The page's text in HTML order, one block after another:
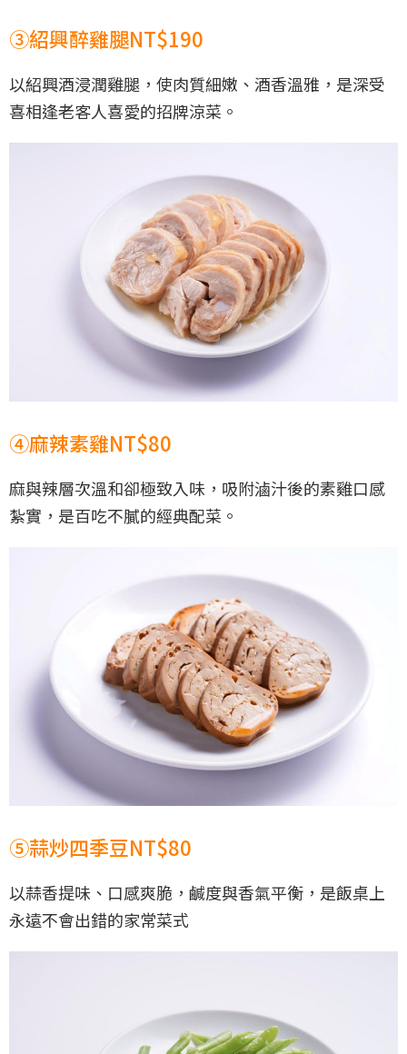
③紹興醉雞腿NT$190
以紹興酒浸潤雞腿，使肉質細嫩、酒香溫雅，是深受
喜相逢老客人喜愛的招牌涼菜。
④麻辣素雞NT$80
麻與辣層次溫和卻極致入味，吸附滷汁後的素雞口感
紮實，是百吃不膩的經典配菜。
⑤蒜炒四季豆NT$80
以蒜香提味、口感爽脆，鹹度與香氣平衡，是飯桌上
永遠不會出錯的家常菜式